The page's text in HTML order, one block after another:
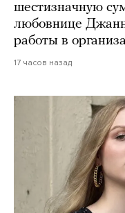
шестизначную
любовнице
работы в
17 часов назад